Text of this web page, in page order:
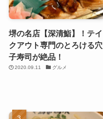
堺の名店【深清鮨】！テイ
クアウト専門のとろける穴
子寿司が絶品！
2020.09.11 グルメ